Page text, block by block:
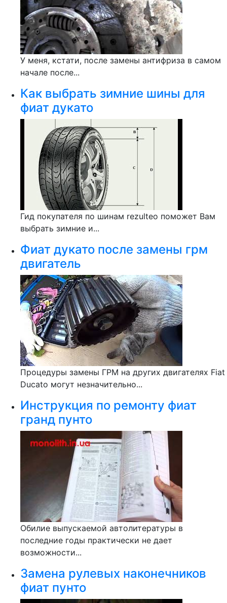
У меня, кстати, после замены антифриза в самом
начале после...
Как выбрать зимние шины для
фиат дукато
Гид покупателя по шинам rezulteo поможет Вам
выбрать зимние и...
Фиат дукато после замены грм
двигатель
Процедуры замены ГРМ на других двигателях Fiat
Ducato могут незначительно...
Инструкция по ремонту фиат
гранд пунто
Обилие выпускаемой автолитературы в
последние годы практически не дает
возможности...
Замена рулевых наконечников
фиат пунто